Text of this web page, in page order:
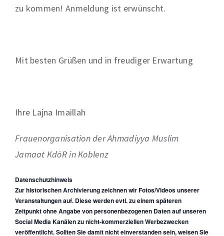
zu kommen! Anmeldung ist erwünscht.
Mit besten Grüßen und in freudiger Erwartung
Ihre Lajna Imaillah
Frauenorganisation der Ahmadiyya Muslim
Jamaat KdöR in Koblenz
Datenschutzhinweis
Zur historischen Archivierung zeichnen wir Fotos/Videos unserer
Veranstaltungen auf. Diese werden evtl. zu einem späteren
Zeitpunkt ohne Angabe von personenbezogenen Daten auf unseren
Social Media Kanälen zu nicht-kommerziellen Werbezwecken
veröffentlicht. Sollten Sie damit nicht einverstanden sein, weisen Sie